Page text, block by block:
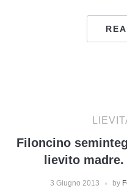
Filoncino
lievito
3 Giugno 2013 by